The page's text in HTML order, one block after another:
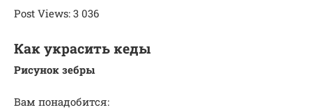
Post Views: 3 036
Как украсить кеды
Рисунок зебры
Вам понадобится: